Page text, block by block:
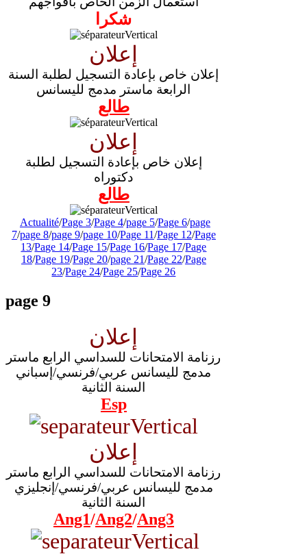
شكرا
إعلان
إعلان خاص بإعادة التسجيل لطلبة السنة
الرابعة ماستر مدمج لليسانس
طالع
إعلان
إعلان خاص بإعادة التسجيل لطلبة
دكتوراه
طالع
Actualité/Page 3/Page 4/page 5/Page 6/page
7/page 8/page 9/page 10/Page 11/Page 12/Page
13/Page 14/Page 15/Page 16/Page 17/Page
18/Page 19/Page 20/page 21/Page 22/Page
23/Page 24/Page 25/Page 26
page 9
إعلان
رزنامة الامتحانات للسداسي الرابع ماستر
مدمج لليسانس عربي/فرنسي/إسباني
السنة الثانية
Esp
إعلان
رزنامة الامتحانات للسداسي الرابع ماستر
مدمج لليسانس عربي/فرنسي/إنجليزي
السنة الثانية
Ang1/Ang2/Ang3